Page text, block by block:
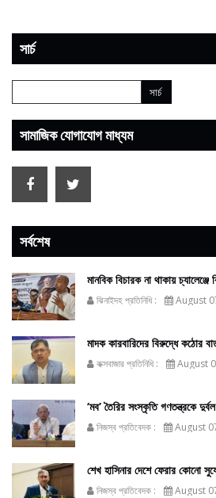
সার্চ
সামাজিক যোগাযোগ মাধ্যম
সর্বশেষ
মানবিক বিচারক না থাকায়
ঝিনাইদহ প্রতিনিধি : August
মাদক কারবারিদের বিরুদ্ধে কঠোর
কক্সবাজার প্রতিনিধি : August
‘মব’ তৈরির সংস্কৃতি গণতন্ত্রকে
নিজস্ব প্রতিবেদক : August
শেখ হাসিনার দেশে ফেরার কোনো
নিজস্ব প্রতিবেদক : August